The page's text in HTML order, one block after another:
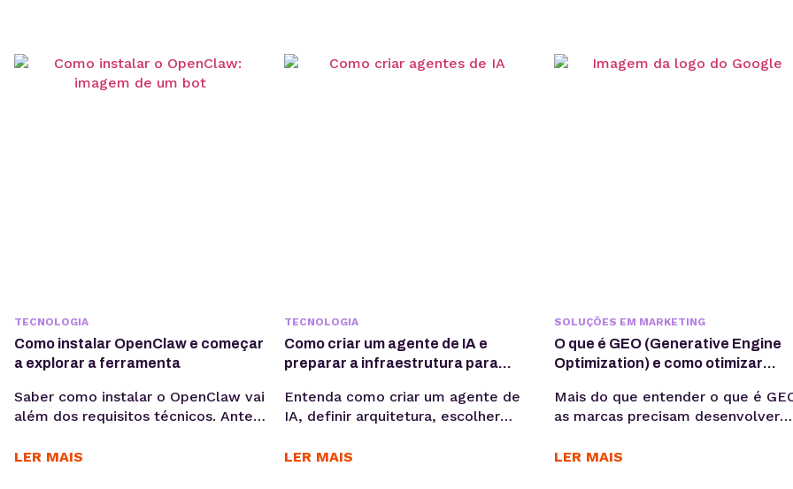
TECNOLOGIA
Como instalar OpenClaw e começar
a explorar a ferramenta
Saber como instalar o OpenClaw vai
além dos requisitos técnicos. Antes
importante entender os objetivos
LER MAIS
TECNOLOGIA
Como criar um agente de IA e
preparar a infraestrutura para
Entenda como criar um agente de
IA, definir arquitetura, escolher
infraestrutura para execução em
LER MAIS
SOLUÇÕES EM MARKETING
O que é GEO (Generative Engine
Optimization) e como otimizar
Mais do que entender o que é
as marcas precisam desenvolver
nesse novo cenário: produção
LER MAIS